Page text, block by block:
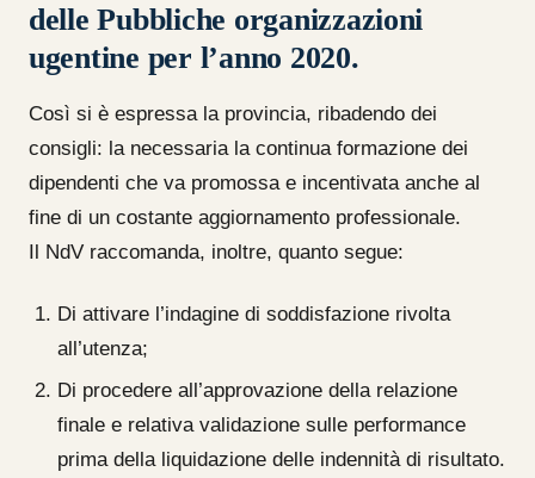
delle Pubbliche organizzazioni
ugentine per l’anno 2020.
Così si è espressa la provincia, ribadendo dei
consigli: la necessaria la continua formazione dei
dipendenti che va promossa e incentivata anche al
fine di un costante aggiornamento professionale.
Il NdV raccomanda, inoltre, quanto segue:
Di attivare l’indagine di soddisfazione rivolta
all’utenza;
Di procedere all’approvazione della relazione
finale e relativa validazione sulle performance
prima della liquidazione delle indennità di risultato.